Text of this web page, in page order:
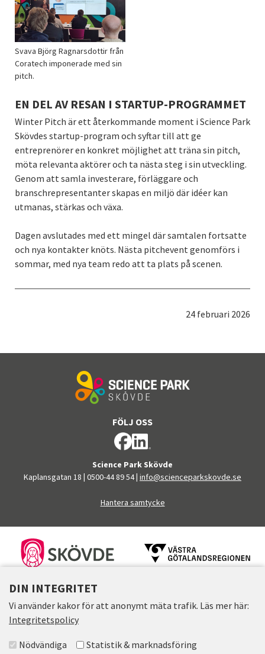
DIN INTEGRITET
Vi använder kakor för att anonymt mäta trafik. Läs mer här:
Integritetspolicy
Välj accepterade grupper
Nödvändiga Statistik & marknadsföring
Svava Björg Ragnarsdottir från
Coratech imponerade med sin
pitch.
EN DEL AV RESAN I STARTUP-PROGRAMMET
Winter Pitch är ett återkommande moment i Science Park
Skövdes startup-program och syftar till att ge
entreprenörer en konkret möjlighet att träna sin pitch,
möta relevanta aktörer och ta nästa steg i sin utveckling.
Genom att samla investerare, förläggare och
branschrepresentanter skapas en miljö där idéer kan
utmanas, stärkas och växa.
Dagen avslutades med ett mingel där samtalen fortsatte
och nya kontakter knöts. Nästa pitchevent genomförs i
sommar, med nya team redo att ta plats på scenen.
Publicerad:
24 februari 2026
Science Park Skövde
Kaplansgatan 18 | 0500-44 89 54| info@scienceparkskovde.se
Hantera samtycke
FÖLJ OSS
FINANSIÄRER